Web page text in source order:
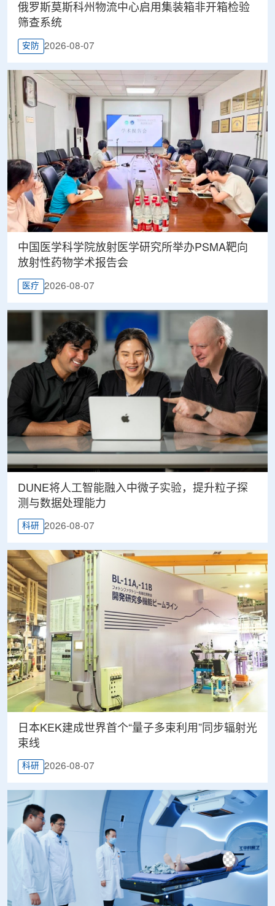
俄罗斯莫斯科州物流中心启用集装箱非开箱检验
筛查系统
安防 2026-08-07
中国医学科学院放射医学研究所举办PSMA靶向
放射性药物学术报告会
医疗 2026-08-07
DUNE将人工智能融入中微子实验，提升粒子探
测与数据处理能力
科研 2026-08-07
日本KEK建成世界首个“量子多束利用”同步辐射光
束线
科研 2026-08-07